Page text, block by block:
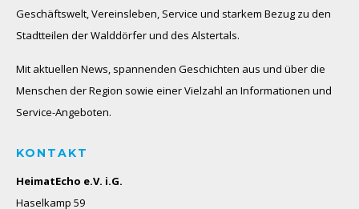
Geschäftswelt, Vereinsleben, Service und starkem Bezug zu den
Stadtteilen der Walddörfer und des Alstertals.
Mit aktuellen News, spannenden Geschichten aus und über die
Menschen der Region sowie einer Vielzahl an Informationen und
Service-Angeboten.
KONTAKT
HeimatEcho e.V. i.G.
Haselkamp 59